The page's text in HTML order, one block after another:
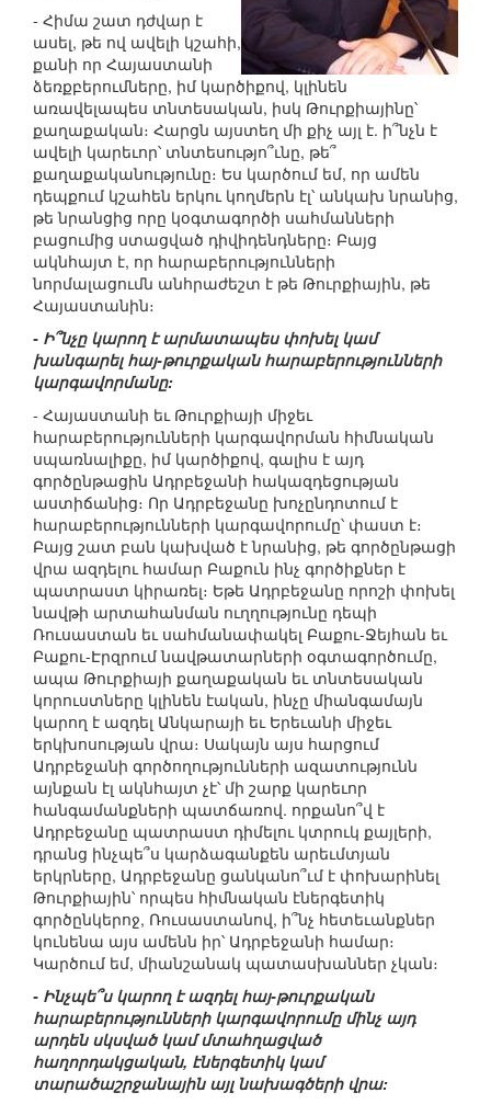
- Հիմա շատ դժվար է
ասել, թե ով ավելի կշահի,
քանի որ Հայաստանի
ձեռքբերումները, իմ կարծիքով, կլինեն
առավելապես տնտեսական, իսկ Թուրքիայինը՝
քաղաքական։ Հարցն այստեղ մի քիչ այլ է. ի՞նչն է
ավելի կարեւոր՝ տնտեսությո՞ւնը, թե՞
քաղաքականությունը։ Ես կարծում եմ, որ ամեն
դեպքում կշահեն երկու կողմերն էլ՝ անկախ նրանից,
թե նրանցից որը կօգտագործի սահմանների
բացումից ստացված դիվիդենդները։ Բայց
ակնհայտ է, որ հարաբերությունների
նորմալացումն անհրաժեշտ է թե Թուրքիային, թե
Հայաստանին։
- Ի՞նչը կարող է արմատապես փոխել կամ
խանգարել հայ-թուրքական հարաբերությունների
կարգավորմանը:
- Հայաստանի եւ Թուրքիայի միջեւ
հարաբերությունների կարգավորման հիմնական
սպառնալիքը, իմ կարծիքով, գալիս է այդ
գործընթացին Ադրբեջանի հակազդեցության
աստիճանից։ Որ Ադրբեջանը խոչընդոտում է
հարաբերությունների կարգավորումը՝ փաստ է։
Բայց շատ բան կախված է նրանից, թե գործընթացի
վրա ազդելու համար Բաքուն ինչ գործիքներ է
պատրաստ կիրառել։ Եթե Ադրբեջանը որոշի փոխել
նավթի արտահանման ուղղությունը դեպի
Ռուսաստան եւ սահմանափակել Բաքու-Ջեյհան եւ
Բաքու-Էրզրում նավթատարների օգտագործումը,
ապա Թուրքիայի քաղաքական եւ տնտեսական
կորուստները կլինեն էական, ինչը միանգամայն
կարող է ազդել Անկարայի եւ Երեւանի միջեւ
երկխոսության վրա։ Սակայն այս հարցում
Ադրբեջանի գործողությունների ազատությունն
այնքան էլ ակնհայտ չէ՝ մի շարք կարեւոր
հանգամանքների պատճառով. որքանո՞վ է
Ադրբեջանը պատրաստ դիմելու կտրուկ քայլերի,
դրանց ինչպե՞ս կարձագանքեն արեւմտյան
երկրները, Ադրբեջանը ցանկանո՞ւմ է փոխարինել
Թուրքիային՝ որպես հիմնական էներգետիկ
գործընկերոջ, Ռուսաստանով, ի՞նչ հետեւանքներ
կունենա այս ամենն իր՝ Ադրբեջանի համար։
Կարծում եմ, միանշանակ պատասխաններ չկան։
- Ինչպե՞ս կարող է ազդել հայ-թուրքական
հարաբերությունների կարգավորումը մինչ այդ
արդեն սկսված կամ մտահղացված
հաղորդակցական, էներգետիկ կամ
տարածաշրջանային այլ նախագծերի վրա: